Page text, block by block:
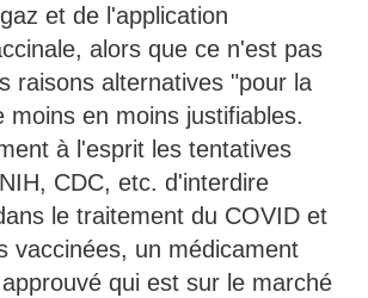
et de l'application
alors que ce n'est pas
raisons alternatives "pour la
moins en moins justifiables.
à l'esprit les tentatives
CDC, etc. d'interdire
le traitement du COVID et
vaccinées, un médicament
qui est sur le marché